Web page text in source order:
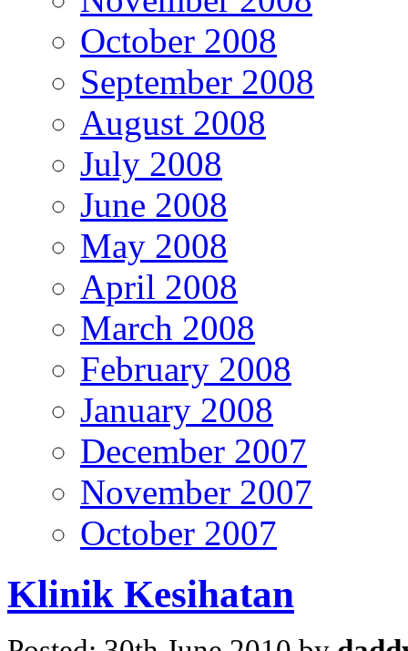
October 2008
September 2008
August 2008
July 2008
June 2008
May 2008
April 2008
March 2008
February 2008
January 2008
December 2007
November 2007
October 2007
Klinik Kesihatan